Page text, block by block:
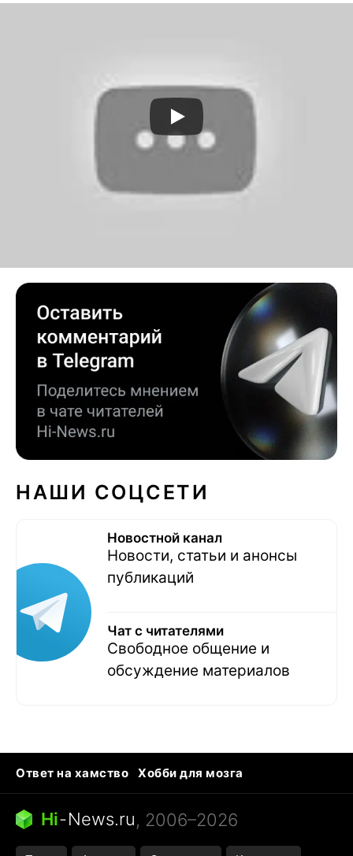
НАШИ СОЦСЕТИ
Новостной канал
Новости, статьи и анонсы
публикаций
Чат с читателями
Свободное общение и
обсуждение материалов
Ответ на хамство
Хобби для мозга
Бензин 100 и 95
Тунцы в океанариуме
Следующая пандемия
Hi-News.ru, 2006–2026